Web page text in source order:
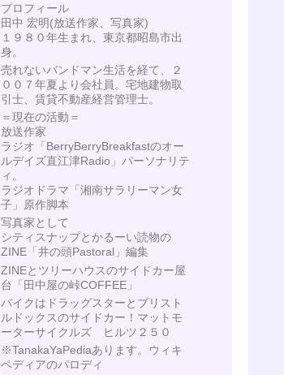
プロフィール
田中 宏明(放送作家、写真家)
１９８０年生まれ、東京都昭島市出
身。
売れないバンドマン生活を経て、２
００７年夏より会社員。宅地建物取
引士、賃貸不動産経営管理士。
＝現在の活動＝
放送作家
ラジオ「BerryBerryBreakfastのオー
ルデイズ直江津Radio」パーソナリテ
ィ。
ラジオドラマ「湘南サラリーマン女
子」原作脚本
写真家として
シティスナップとかるーい読物の
ZINE「井の頭Pastoral」編集
ZINEとツリーハウスのサイドカー屋
台「田中屋の峠COFFEE」
バイクはドラッグスターとブリスト
ルドックスのサイドカー！マットモ
ーターサイクルズ ヒルツ２５０
※TanakaYaPediaあります。ウィキ
ペディアのパロディ